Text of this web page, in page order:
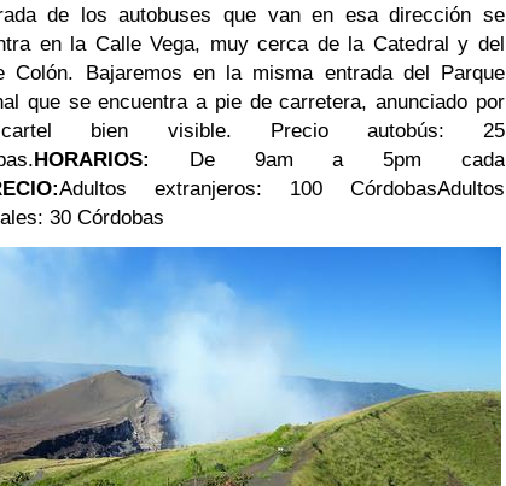
de los autobuses que van en esa dirección se
en la Calle Vega, muy cerca de la Catedral y del
Colón. Bajaremos en la misma entrada del Parque
que se encuentra a pie de carretera, anunciado por
bien visible. Precio autobús: 25
HORARIOS:
De 9am a 5pm cada
Adultos extranjeros: 100 CórdobasAdultos
30 Córdobas